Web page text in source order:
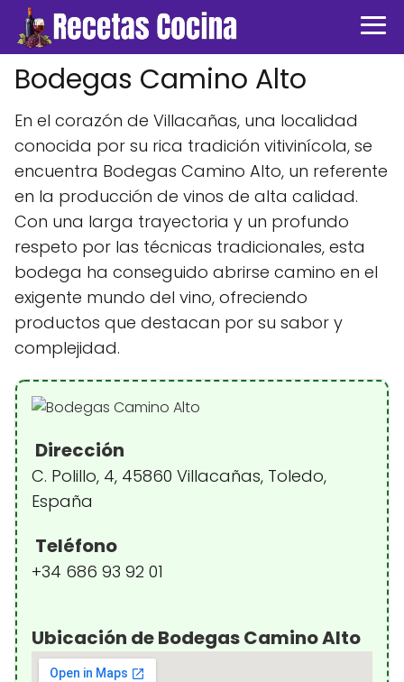
Bodegas Camino Alto
En el corazón de Villacañas, una localidad
conocida por su rica tradición vitivinícola, se
encuentra Bodegas Camino Alto, un referente
en la producción de vinos de alta calidad.
Con una larga trayectoria y un profundo
respeto por las técnicas tradicionales, esta
bodega ha conseguido abrirse camino en el
exigente mundo del vino, ofreciendo
productos que destacan por su sabor y
complejidad.
Dirección
C. Polillo, 4, 45860 Villacañas, Toledo,
España
Teléfono
+34 686 93 92 01
Ubicación de Bodegas Camino Alto